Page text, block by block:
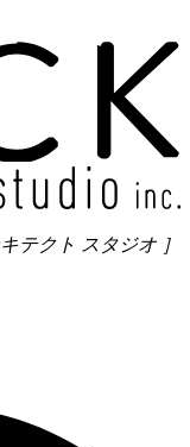
テクト スタジオ ］